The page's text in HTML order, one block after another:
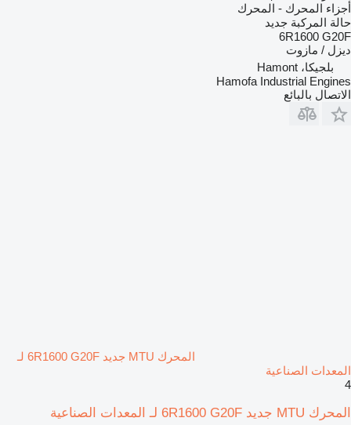
أجزاء المحرك - المحرك
حالة المركبة جديد
6R1600 G20F
ديزل / مازوت
بلجيكا، Hamont
Hamofa Industrial Engines
الاتصال بالبائع
المحرك MTU جديد 6R1600 G20F لـ
المعدات الصناعية
4
المحرك MTU جديد 6R1600 G20F لـ المعدات الصناعية